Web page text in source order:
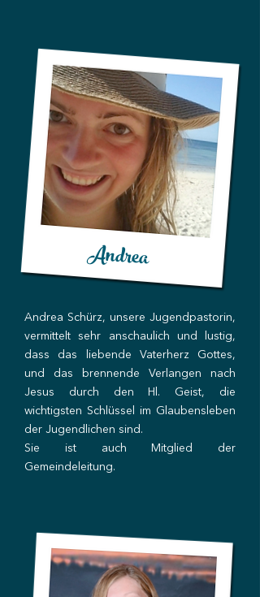
Andrea
Andrea Schürz, unsere Jugendpastorin,
vermittelt sehr anschaulich und lustig,
dass das liebende Vaterherz Gottes,
und das brennende Verlangen nach
Jesus durch den Hl. Geist, die
wichtigsten Schlüssel im Glaubensleben
der Jugendlichen sind.
Sie ist auch Mitglied der
Gemeindeleitung.